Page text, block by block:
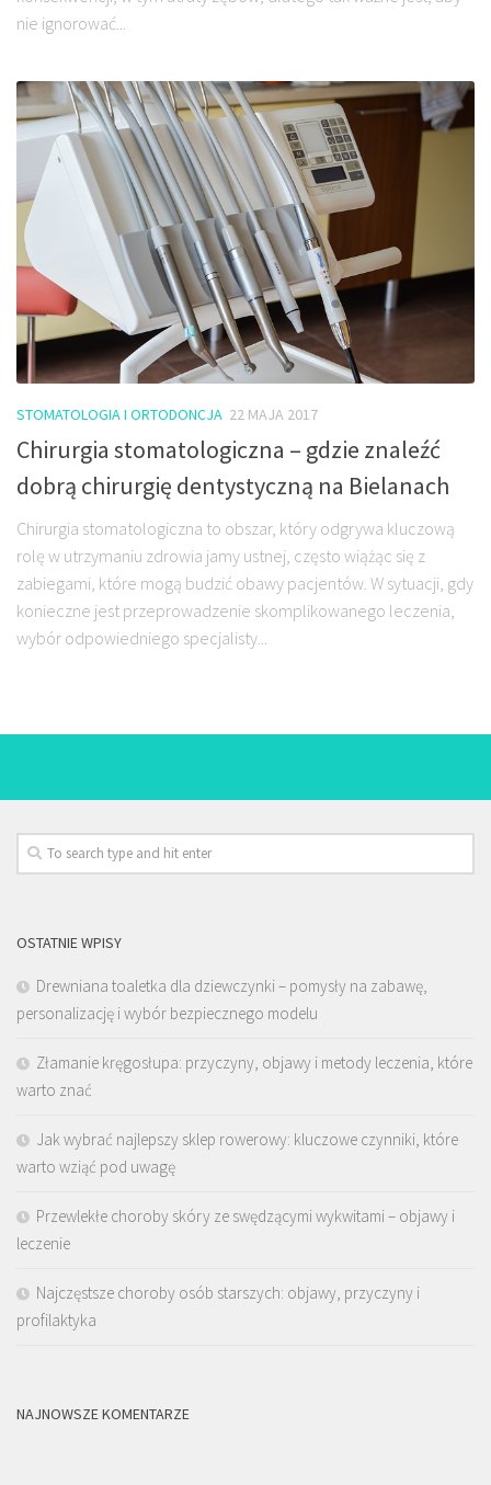
nie ignorować...
STOMATOLOGIA I ORTODONCJA 22 MAJA 2017
Chirurgia stomatologiczna – gdzie znaleźć
dobrą chirurgię dentystyczną na Bielanach
Chirurgia stomatologiczna to obszar, który odgrywa kluczową
rolę w utrzymaniu zdrowia jamy ustnej, często wiążąc się z
zabiegami, które mogą budzić obawy pacjentów. W sytuacji, gdy
konieczne jest przeprowadzenie skomplikowanego leczenia,
wybór odpowiedniego specjalisty...
OSTATNIE WPISY
Drewniana toaletka dla dziewczynki – pomysły na zabawę,
personalizację i wybór bezpiecznego modelu
Złamanie kręgosłupa: przyczyny, objawy i metody leczenia, które
warto znać
Jak wybrać najlepszy sklep rowerowy: kluczowe czynniki, które
warto wziąć pod uwagę
Przewlekłe choroby skóry ze swędzącymi wykwitami – objawy i
leczenie
Najczęstsze choroby osób starszych: objawy, przyczyny i
profilaktyka
NAJNOWSZE KOMENTARZE